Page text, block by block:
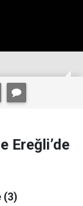
Ereğli’de
(3)